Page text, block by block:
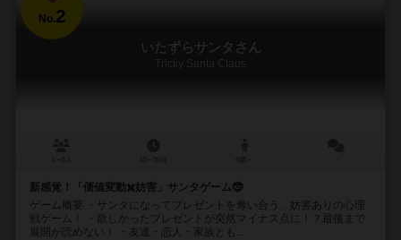
No.2
いたずらサンタさん
Tricky Santa Claus
新感覚！「価値変動✖️妨害」サンタゲーム🤶
ゲーム概要 ・サンタになってプレゼントを奪い合う、妨害ありの心理
戦ゲーム！ ・欲しかったプレゼントが突然マイナス点に！？最後まで
展開が読めない！ ・友達・恋人・家族とも...